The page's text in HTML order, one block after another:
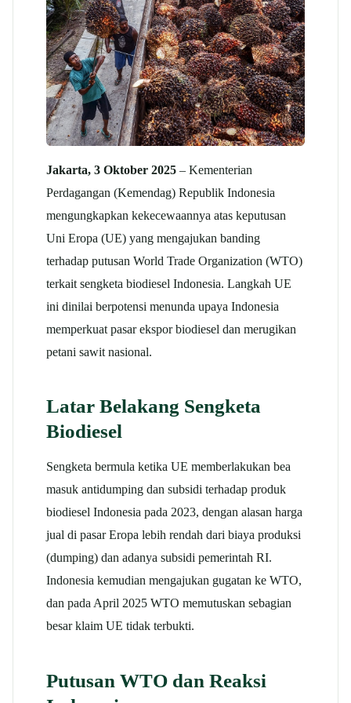
Jakarta, 3 Oktober 2025 – Kementerian
Perdagangan (Kemendag) Republik Indonesia
mengungkapkan kekecewaannya atas keputusan
Uni Eropa (UE) yang mengajukan banding
terhadap putusan World Trade Organization (WTO)
terkait sengketa biodiesel Indonesia. Langkah UE
ini dinilai berpotensi menunda upaya Indonesia
memperkuat pasar ekspor biodiesel dan merugikan
petani sawit nasional.
Latar Belakang Sengketa
Biodiesel
Sengketa bermula ketika UE memberlakukan bea
masuk antidumping dan subsidi terhadap produk
biodiesel Indonesia pada 2023, dengan alasan harga
jual di pasar Eropa lebih rendah dari biaya produksi
(dumping) dan adanya subsidi pemerintah RI.
Indonesia kemudian mengajukan gugatan ke WTO,
dan pada April 2025 WTO memutuskan sebagian
besar klaim UE tidak terbukti.
Putusan WTO dan Reaksi